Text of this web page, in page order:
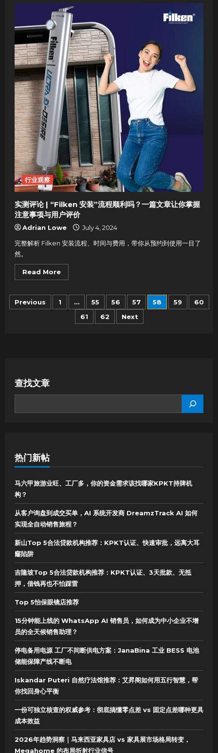
只
是
美
食，
更
是
革
命！
2025
JB
餐
饮
领
袖
带
来
怎
样
的
变
革？
行业观察
实测评论 | “Filken 安装”流程顺利吗？一篇文章让你掌握
注意事项与用户评价
Adrian Lowe
July 4, 2024
完整解析 Filken 安装流程、时间与费用，带你从预约到使用一目了
然。
Read MoreRead
测
评
论
“Filken
价
Posts
navigation
Previous 1 … 55 56 57 58 59
60
61
62 Next
查找文章
热门新帖
马六甲旅游业旺、工厂多，你的资金需求该找哪家KPKT持牌机
构？
从客户询盘到成交买单，AI 系统开发商 DreamzTrack AI 如何
实现全自动销售旅程？
新山Top 5合法贷款机构推荐：KPKT认证、快速审批，远离大耳
窿陷阱
吉隆坡Top 5合法贷款机构推荐：KPKT认证、3天批款、无抵
押，借钱再也不怕踩雷
Top 5怡保眼镜店推荐
15分钟能上线的 WhatsApp AI 销售员，如何成为中小企业不增
员的全天候销售助理？
停电备用电源 工厂不间断供电方案：JanaBina 工业 BESS 电池
储能保障产线不断电
Iskandar Puteri 自然疗法馆推荐：艾昇阁如何用五行智慧，帮
你找回身心平衡
一份可独立核查的权威参考：彻底搞懂零点差 vs 固定点差哪种更具
成本效益
2026年趋势洞察｜马来西亚家具店 vs 家具展市场格局转变，
Megahome 的布局折射行业信号